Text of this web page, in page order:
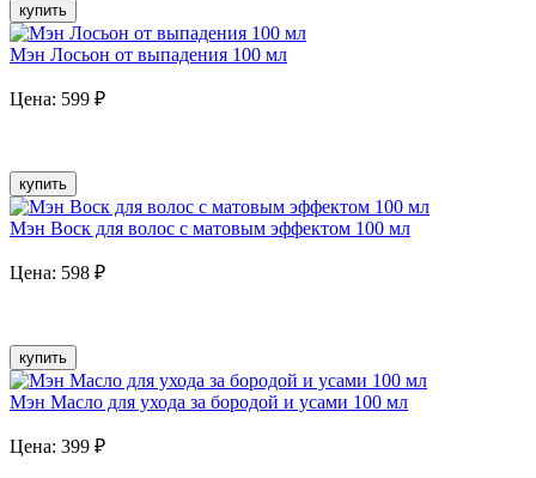
купить
Мэн Лосьон от выпадения 100 мл
Цена: 599 ₽
купить
Мэн Воск для волос с матовым эффектом 100 мл
Цена: 598 ₽
купить
Мэн Масло для ухода за бородой и усами 100 мл
Цена: 399 ₽